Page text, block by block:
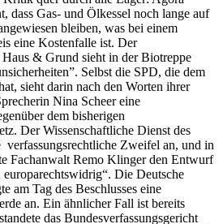
dass Gas- und Ölkessel noch lange auf
bleiben, was bei einem
eine Kostenfalle ist. Der
& Grund sieht in der Biotreppe
Selbst die SPD, die dem
sieht darin nach den Worten ihrer
Nina Scheer eine
dem bisherigen
Der Wissenschaftliche Dienst des
verfassungsrechtliche Zweifel an, und in
Fachanwalt Remo Klinger den Entwurf
europarechtswidrig“. Die Deutsche
am Tag des Beschlusses eine
an. Ein ähnlicher Fall ist bereits
das Bundesverfassungsgericht